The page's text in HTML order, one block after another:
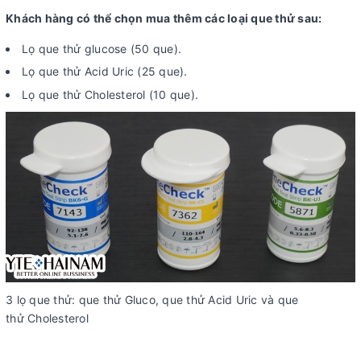
Khách hàng có thể chọn mua thêm các loại que thử sau:
Lọ que thử glucose (50 que).
Lọ que thử Acid Uric (25 que).
Lọ que thử Cholesterol (10 que).
3 lọ que thử: que thử Gluco, que thử Acid Uric và que
thử Cholesterol